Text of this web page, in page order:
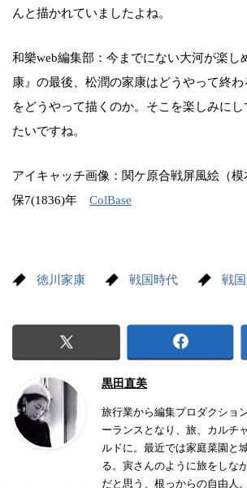
んと描かれていましたよね。
和樂web編集部：今までにない大河が楽し
康』の最後、松潤の家康はどうやって終
をどうやって描くのか。そこを楽しみにし
たいですね。
アイキャッチ画像：関ケ原合戦屏風絵（
保7(1836)年 ColBase
徳川家康 戦国時代 戦
黒田直美
旅行業から編集プロダクショ
ーランスとなり、旅、カルチ
ルドに。最近では家庭菜園と
る。寅さんのように旅をしな
だと思う、根っからの自由人。